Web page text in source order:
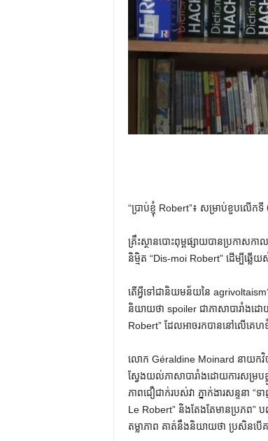
“ប្រាប់ខ្ញុំ Robert”៖ សម្រាប់ខួបលើក
គ្រឹះស្ថានបោះពុម្ពផ្សាយបានប្រកាសក
និម្មិត “Dis-moi Robert” ដើម្បីឆ្ល
តើអ្វីទៅជានិយមន័យនៃ
និយាយថា spoiler ជាភាសាបារាំងដ
Robert” ដែលអាចរកបាននៅលើគេហ
លោក Géraldine Moinard នាយកវិច
ស្វែងយល់ភាសាបារាំងដោយការសម្រប
ភាពជឿជាក់របស់វា ភ្នាក់ងារសន្ទន
Le Robert” និងតែងតែមានប្រភព”
តម្លាភាព គាត់នឹងនិយាយថា ប្រសិនប